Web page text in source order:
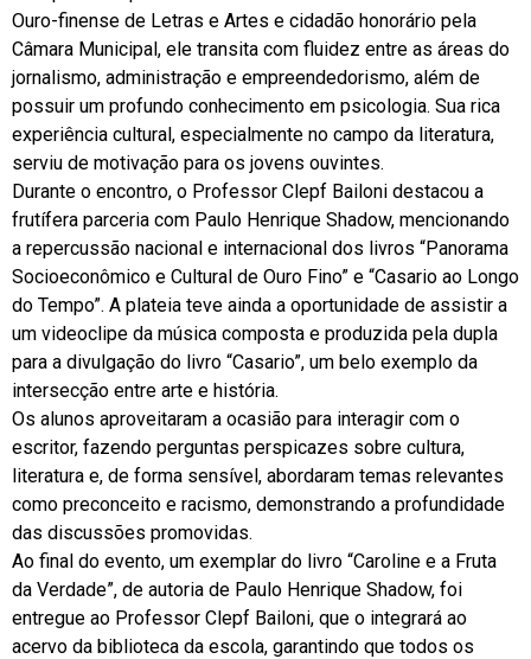
Ouro-finense de Letras e Artes e cidadão honorário pela
Câmara Municipal, ele transita com fluidez entre as áreas do
jornalismo, administração e empreendedorismo, além de
possuir um profundo conhecimento em psicologia. Sua rica
experiência cultural, especialmente no campo da literatura,
serviu de motivação para os jovens ouvintes.
Durante o encontro, o Professor Clepf Bailoni destacou a
frutífera parceria com Paulo Henrique Shadow, mencionando
a repercussão nacional e internacional dos livros “Panorama
Socioeconômico e Cultural de Ouro Fino” e “Casario ao Longo
do Tempo”. A plateia teve ainda a oportunidade de assistir a
um videoclipe da música composta e produzida pela dupla
para a divulgação do livro “Casario”, um belo exemplo da
intersecção entre arte e história.
Os alunos aproveitaram a ocasião para interagir com o
escritor, fazendo perguntas perspicazes sobre cultura,
literatura e, de forma sensível, abordaram temas relevantes
como preconceito e racismo, demonstrando a profundidade
das discussões promovidas.
Ao final do evento, um exemplar do livro “Caroline e a Fruta
da Verdade”, de autoria de Paulo Henrique Shadow, foi
entregue ao Professor Clepf Bailoni, que o integrará ao
acervo da biblioteca da escola, garantindo que todos os